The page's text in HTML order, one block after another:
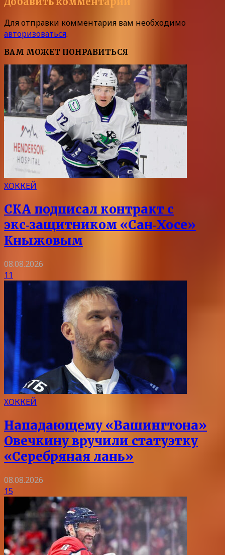
Для отправки комментария вам необходимо
авторизоваться.
ВАМ МОЖЕТ ПОНРАВИТЬСЯ
ХОККЕЙ
СКА подписал контракт с
экс‑защитником «Сан‑Хосе»
Кныжовым
08.08.2026
11
ХОККЕЙ
Нападающему «Вашингтона»
Овечкину вручили статуэтку
«Серебряная лань»
08.08.2026
15